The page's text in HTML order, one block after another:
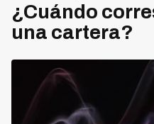
¿Cuándo
una cartera?